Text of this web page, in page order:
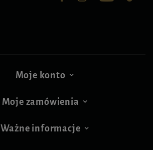
Moje konto
Moje zamówienia
Ważne informacje